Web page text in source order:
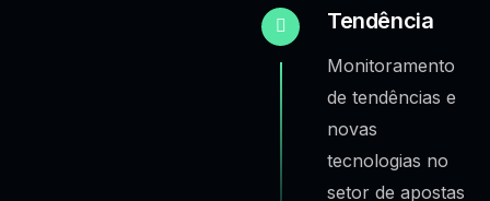
Tendência
Monitoramento
de tendências e
novas
tecnologias no
setor de apostas